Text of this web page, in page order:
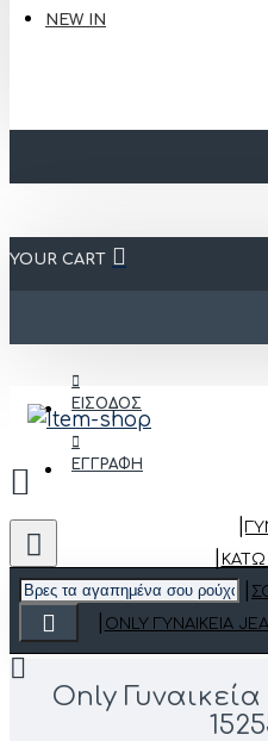
NEW IN
YOUR CART
ΕΙΣΟΔΟΣ
ΕΓΓΡΑΦΗ
ONLY ΓΥΝΑΙΚΕΊΑ
Only